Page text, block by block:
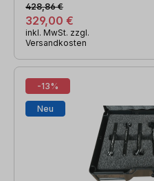
329,00 €
428,86 €
inkl. MwSt. zzgl.
Versandkosten
-13%
Neu